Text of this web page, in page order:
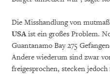
Die Misshandlung von
USAist ein großes Problem.
Guantanamo Bay 275
Andere wiederum sind zwar
freigesprochen, stecken